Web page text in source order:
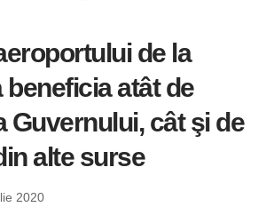
de la
atât de
Guvernului, cât şi de
alte surse
2020